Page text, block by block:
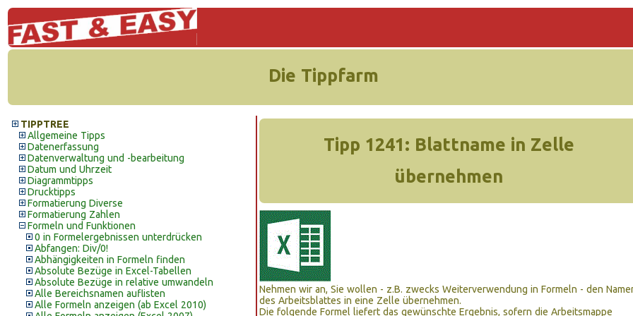
Die Tippfarm
TIPPTREE
Allgemeine Tipps
Datenerfassung
Datenverwaltung und -bearbeitung
Datum und Uhrzeit
Diagrammtipps
Drucktipps
Formatierung Diverse
Formatierung Zahlen
Formeln und Funktionen
0 in Formelergebnissen unterdrücken
Abfangen: Div/0!
Abhängigkeiten in Formeln finden
Absolute Bezüge in Excel-Tabellen
Absolute Bezüge in relative umwandeln
Alle Bereichsnamen auflisten
Alle Formeln anzeigen (ab Excel 2010)
Tipp 1241: Blattname in Zelle
übernehmen
Nehmen wir an, Sie wollen - z.B. zwecks Weiterverwendung in Formeln - den
des Arbeitsblattes in eine Zelle übernehmen.
Die folgende Formel liefert das gewünschte Ergebnis, sofern die Arbeitsmappe